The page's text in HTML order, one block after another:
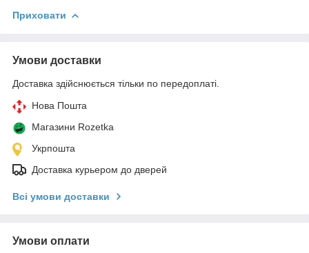
Приховати
Умови доставки
Доставка здійснюється тільки по передоплаті.
Нова Пошта
Магазини Rozetka
Укрпошта
Доставка курьером до дверей
Всі умови доставки
Умови оплати